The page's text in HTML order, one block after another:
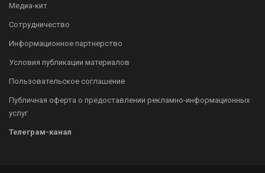
Медиа-кит
Сотрудничество
Информационное партнерство
Условия публикации материалов
Пользовательское соглашение
Публичная оферта о предоставлении рекламно-информационных
услуг
Телеграм-канал